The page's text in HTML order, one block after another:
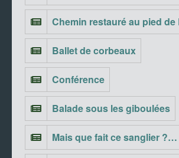
Chemin restauré au pied de
Ballet de corbeaux
Conférence
Balade sous les giboulées
Mais que fait ce sanglier ?…